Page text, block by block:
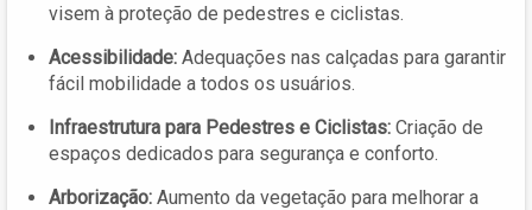
visem à proteção de pedestres e ciclistas.
Acessibilidade: Adequações nas calçadas para garantir
fácil mobilidade a todos os usuários.
Infraestrutura para Pedestres e Ciclistas: Criação de
espaços dedicados para segurança e conforto.
Arborização: Aumento da vegetação para melhorar a